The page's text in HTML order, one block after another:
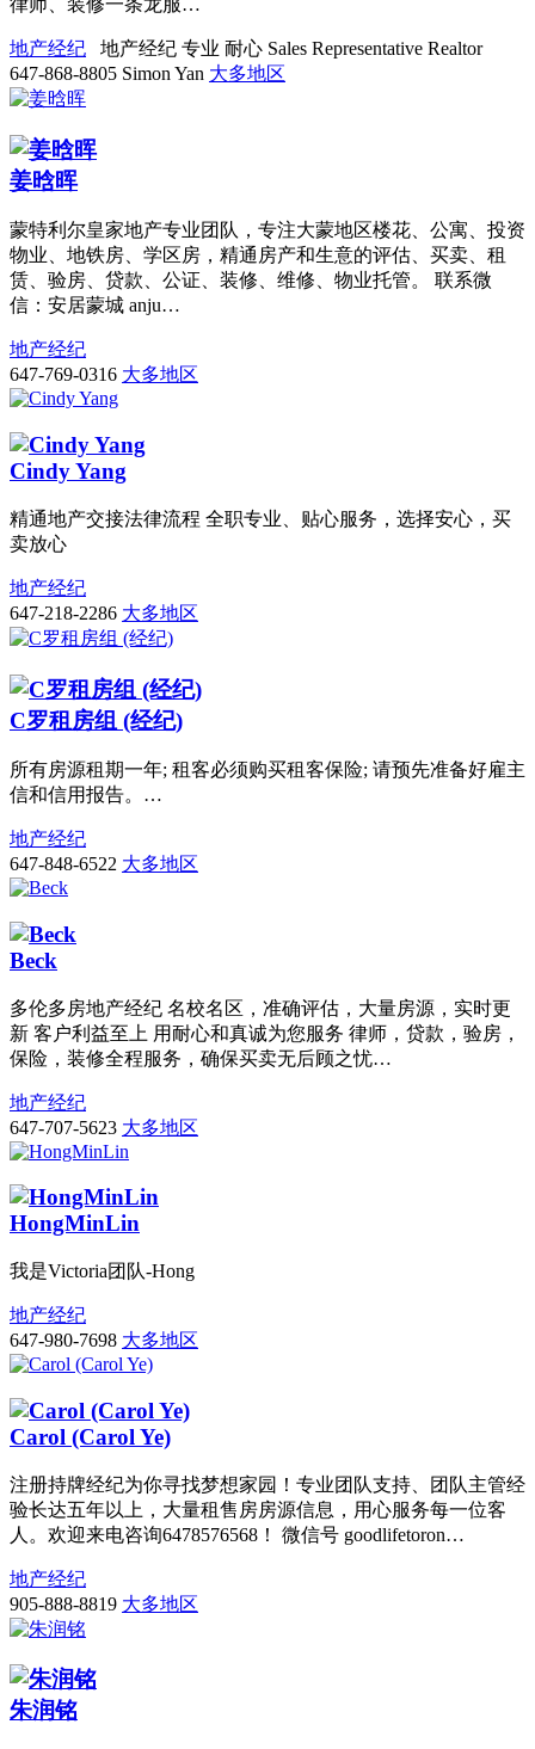
律师、装修一条龙服…
地产经纪 地产经纪 专业 耐心 Sales Representative Realtor
647-868-8805 Simon Yan 大多地区
姜晗晖
蒙特利尔皇家地产专业团队，专注大蒙地区楼花、公寓、投资
物业、地铁房、学区房，精通房产和生意的评估、买卖、租
赁、验房、贷款、公证、装修、维修、物业托管。 联系微
信：安居蒙城 anju…
地产经纪
647-769-0316 大多地区
Cindy Yang
精通地产交接法律流程 全职专业、贴心服务，选择安心，买
卖放心
地产经纪
647-218-2286 大多地区
C罗租房组 (经纪)
所有房源租期一年; 租客必须购买租客保险; 请预先准备好雇主
信和信用报告。…
地产经纪
647-848-6522 大多地区
Beck
多伦多房地产经纪 名校名区，准确评估，大量房源，实时更
新 客户利益至上 用耐心和真诚为您服务 律师，贷款，验房，
保险，装修全程服务，确保买卖无后顾之忧…
地产经纪
647-707-5623 大多地区
HongMinLin
我是Victoria团队-Hong
地产经纪
647-980-7698 大多地区
Carol (Carol Ye)
注册持牌经纪为你寻找梦想家园！专业团队支持、团队主管经
验长达五年以上，大量租售房房源信息，用心服务每一位客
人。欢迎来电咨询6478576568！ 微信号 goodlifetoron…
地产经纪
905-888-8819 大多地区
朱润铭